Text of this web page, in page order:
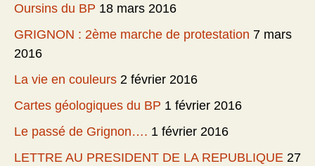
Oursins du BP 18 mars 2016
GRIGNON : 2ème marche de protestation 7 mars
2016
La vie en couleurs 2 février 2016
Cartes géologiques du BP 1 février 2016
Le passé de Grignon…. 1 février 2016
LETTRE AU PRESIDENT DE LA REPUBLIQUE 27